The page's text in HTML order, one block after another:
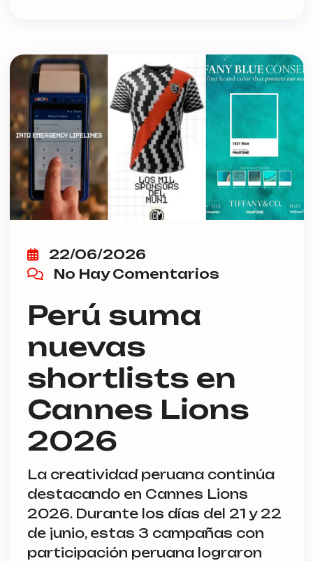
22/06/2026
No Hay Comentarios
Perú suma
nuevas
shortlists en
Cannes Lions
2026
La creatividad peruana continúa
destacando en Cannes Lions
2026. Durante los días del 21 y 22
de junio, estas 3 campañas con
participación peruana lograron